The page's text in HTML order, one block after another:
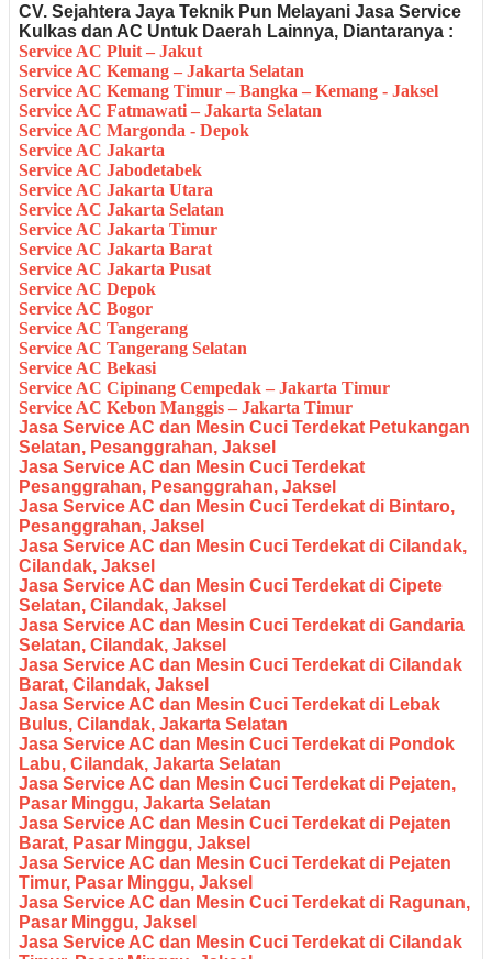
CV. Sejahtera Jaya Teknik Pun Melayani Jasa Service
Kulkas dan AC Untuk Daerah Lainnya, Diantaranya :
Service AC Pluit – Jakut
Service AC Kemang – Jakarta Selatan
Service AC Kemang Timur – Bangka – Kemang - Jaksel
Service AC Fatmawati – Jakarta Selatan
Service AC Margonda - Depok
Service AC Jakarta
Service AC Jabodetabek
Service AC Jakarta Utara
Service AC Jakarta Selatan
Service AC Jakarta Timur
Service AC Jakarta Barat
Service AC Jakarta Pusat
Service AC Depok
Service AC Bogor
Service AC Tangerang
Service AC Tangerang Selatan
Service AC Bekasi
Service AC Cipinang Cempedak – Jakarta Timur
Service AC Kebon Manggis – Jakarta Timur
Jasa Service AC dan Mesin Cuci Terdekat Petukangan
Selatan, Pesanggrahan, Jaksel
Jasa Service AC dan Mesin Cuci Terdekat
Pesanggrahan, Pesanggrahan, Jaksel
Jasa Service AC dan Mesin Cuci Terdekat di Bintaro,
Pesanggrahan, Jaksel
Jasa Service AC dan Mesin Cuci Terdekat di Cilandak,
Cilandak, Jaksel
Jasa Service AC dan Mesin Cuci Terdekat di Cipete
Selatan, Cilandak, Jaksel
Jasa Service AC dan Mesin Cuci Terdekat di Gandaria
Selatan, Cilandak, Jaksel
Jasa Service AC dan Mesin Cuci Terdekat di Cilandak
Barat, Cilandak, Jaksel
Jasa Service AC dan Mesin Cuci Terdekat di Lebak
Bulus, Cilandak, Jakarta Selatan
Jasa Service AC dan Mesin Cuci Terdekat di Pondok
Labu, Cilandak, Jakarta Selatan
Jasa Service AC dan Mesin Cuci Terdekat di Pejaten,
Pasar Minggu, Jakarta Selatan
Jasa Service AC dan Mesin Cuci Terdekat di Pejaten
Barat, Pasar Minggu, Jaksel
Jasa Service AC dan Mesin Cuci Terdekat di Pejaten
Timur, Pasar Minggu, Jaksel
Jasa Service AC dan Mesin Cuci Terdekat di Ragunan,
Pasar Minggu, Jaksel
Jasa Service AC dan Mesin Cuci Terdekat di Cilandak